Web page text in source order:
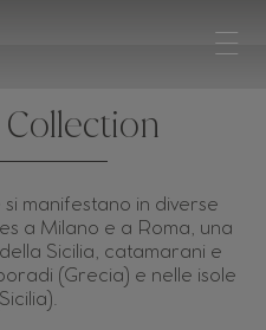
manifestano in diverse
a Milano e a Roma, una
Sicilia, catamarani e
(Grecia) e nelle isole